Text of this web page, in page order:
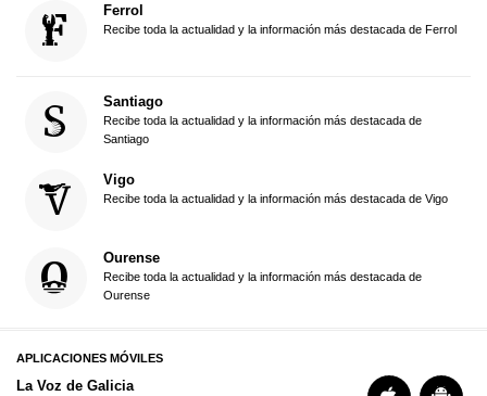
Ferrol
Recibe toda la actualidad y la información más destacada de Ferrol
Santiago
Recibe toda la actualidad y la información más destacada de
Santiago
Vigo
Recibe toda la actualidad y la información más destacada de Vigo
Ourense
Recibe toda la actualidad y la información más destacada de
Ourense
APLICACIONES MÓVILES
La Voz de Galicia